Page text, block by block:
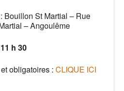
Bouillon St Martial – Rue
– Angoulême
h 30
obligatoires : CLIQUE ICI